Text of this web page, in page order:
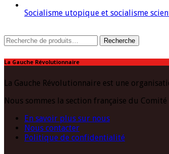
Socialisme utopique et socialisme
Recherche
pour :
Recherche
La Gauche Révolutionnaire
La Gauche Révolutionnaire est une
Nous sommes la section française du
En savoir plus sur nous
Nous contacter
Politique de confidentialité